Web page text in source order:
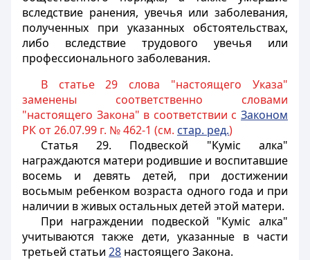
вследствие ранения, увечья или заболевания,
полученных при указанных обстоятельствах,
либо вследствие трудового увечья или
профессионального заболевания.
В статье 29 слова "настоящего Указа"
заменены соответственно словами
"настоящего Закона" в соответствии с Законом
РК от 26.07.99 г. № 462-1 (см. стар. ред.)
Статья 29. Подвеской "Кумiс алка"
награждаются матери родившие и воспитавшие
восемь и девять детей, при достижении
восьмым ребенком возраста одного года и при
наличии в живых остальных детей этой матери.
При награждении подвеской "Кумiс алка"
учитываются также дети, указанные в части
третьей статьи 28 настоящего Закона.